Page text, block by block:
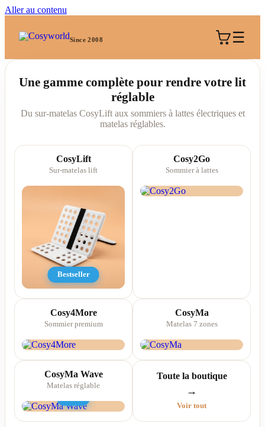
Aller au contenu
Since 2008 ☰
Une gamme complète pour rendre votre lit
réglable
Du sur-matelas CosyLift aux sommiers à lattes électriques et
matelas réglables.
CosyLift
Sur-matelas lift
Bestseller
Cosy2Go
Sommier à lattes
Cosy4More
Sommier premium
CosyMa
Matelas 7 zones
CosyMa Wave
Matelas réglable
Toute la boutique
→
Voir tout